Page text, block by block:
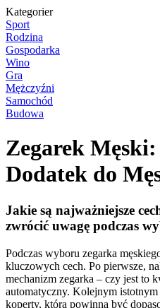
Kategorier
Sport
Rodzina
Gospodarka
Wino
Gra
Mężczyźni
Samochód
Budowa
Zegarek
Dodatek do
Jakie są najważniejsze
zwrócić uwagę podczas
Podczas wyboru zegarka
kluczowych cech. Po pierwsze,
mechanizm zegarka – czy jest to
automatyczny. Kolejnym istotnym
koperty, która powinna być